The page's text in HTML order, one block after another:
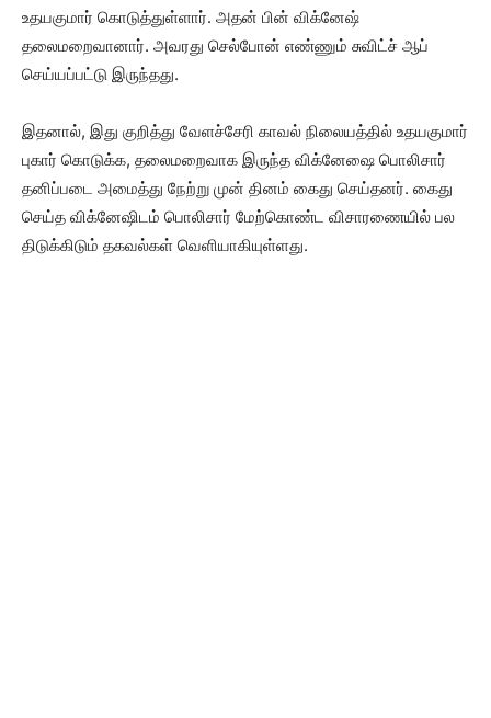
உதயகுமார் கொடுத்துள்ளார். அதன் பின் விக்னேஷ்
தலைமறைவானார். அவரது செல்போன் எண்ணும் சுவிட்ச் ஆப்
செய்யப்பட்டு இருந்தது.
இதனால், இது குறித்து வேளச்சேரி காவல் நிலையத்தில் உதயகுமார்
புகார் கொடுக்க, தலைமறைவாக இருந்த விக்னேஷை பொலிசார்
தனிப்படை அமைத்து நேற்று முன் தினம் கைது செய்தனர். கைது
செய்த விக்னேஷிடம் பொலிசார் மேற்கொண்ட விசாரணையில் பல
திடுக்கிடும் தகவல்கள் வெளியாகியுள்ளது.